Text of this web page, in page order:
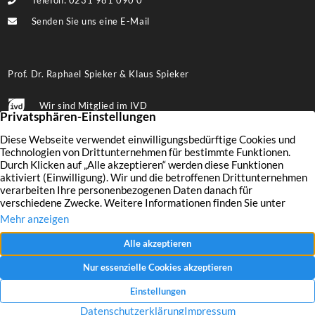
Senden Sie uns eine E-Mail
Prof. Dr. Raphael Spieker & Klaus Spieker
Wir sind Mitglied im IVD
Folgen Sie uns auf Facebook
Immobilien Wertermittlung
Aktuelles
Leistungen
Verkaufen
Unternehmen
Impressum
Vermieten
Referenzen Datenschutz